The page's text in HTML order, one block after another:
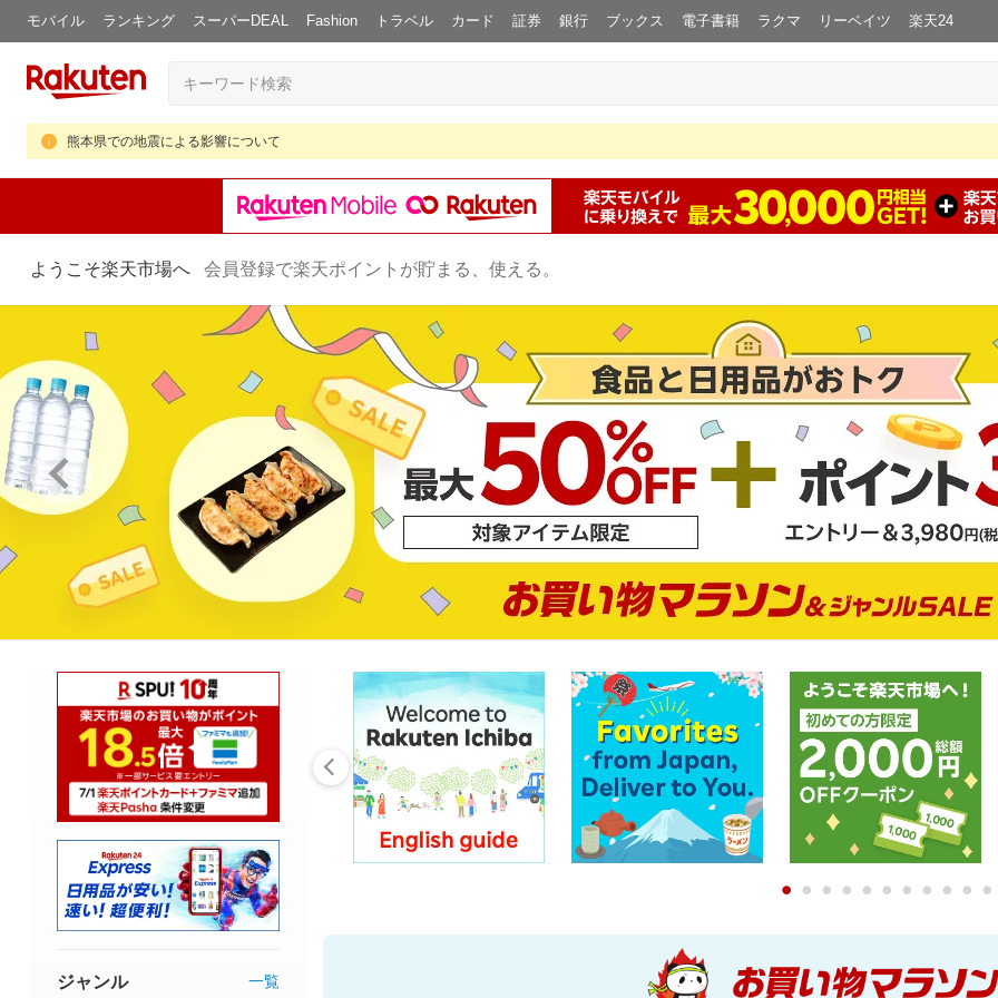
モバイル ランキング スーパーDEAL Fashion トラベル カード 証券 銀行 ブックス 電子書籍 ラクマ リーベイツ 楽天24
熊本県での地震による影響について
ようこそ楽天市場へ 会員登録で楽天ポイントが貯まる、使える。
0 1 2 3 4 5 6 7 8 9
ジャンル 一覧